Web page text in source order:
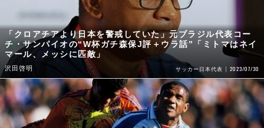
「クロアチアより日本を警戒していた」元ブラジル代表コー
チ・サンパイオの“W杯ガチ森保J評＋ウラ話”「ミトマはネイ
マール、メッシに匹敵」
沢田啓明 サッカー日本代表 2023/07/30